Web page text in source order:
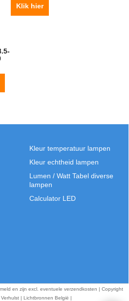
Klik hier
Kleur temperatuur lampen
Kleur echtheid lampen
Lumen / Watt Tabel diverse
lampen
Calculator LED
en zijn excl. eventuele verzendkosten | Copyright
| Lichtbronnen België |